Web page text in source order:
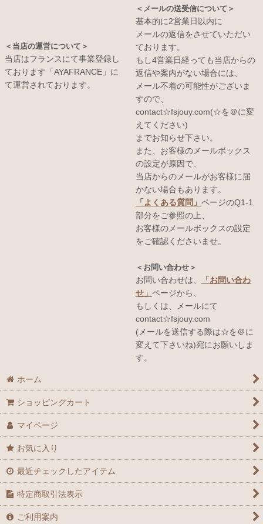
＜当店の運営について＞
当店はフランスにて事業登録し
ております「AYAFRANCE」に
て運営されております。
＜メールの送受信について＞
基本的に2営業日以内に
メールの返信をさせていただい
ております。
もし4営業日経っても当店からの
返信や案内がない場合には、
メール不着の可能性がございま
すので、
contact☆fsjouy.com(☆を＠に変
えてください)
までお知らせ下さい。
また、お客様のメールボックス
の設定が原因で、
当店からのメールがお客様に届
かない場合もあります。
「よくある質問」 ページのQ1-1
部分をご参照の上、
お客様のメールボックスの設定
をご確認くださいませ。
＜お問い合わせ＞
お問い合わせは、
「お問い合わ
せ」 ページから、
もしくは、メールにて
contact☆fsjouy.com
(メールを送信する際は☆を＠に
変えて下さいね)宛にお願いしま
す。
ホーム
ショッピングカート
マイページ
お気に入り
最近チェックしたアイテム
特定商取引法表示
ご利用案内